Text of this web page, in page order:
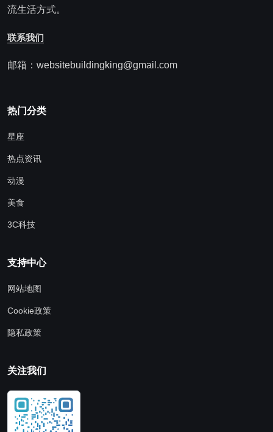
流生活方式。
联系我们
邮箱：websitebuildingking@gmail.com
热门分类
星座
热点资讯
动漫
美食
3C科技
支持中心
网站地图
Cookie政策
隐私政策
关注我们